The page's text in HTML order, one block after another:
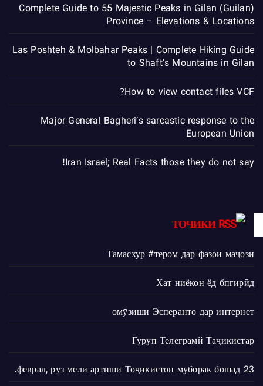
Complete Guide to 55 Majestic Peaks in Gilan (Guilan)
Province – Elevations & Locations
Las Poshteh & Molbahar Peaks | Complete Hiking Guide
to Shaft’s Mountains in Gilan
How to view contact files VCF?
Major General Bagheri’s sarcastic response to the
European Union
Iran Israel; Real Facts those they do not say!
ТОЧИКИ
Тамасхур #тером дар фазои маҷозӣ
Хат ниёкон ёд бпгирӣд
омӯзиши Эсперанто дар интернет
Гуруп Телеграмй Таҷикистар
23 феврал, руз мели артиши Тоҷикистон муборак бошад.